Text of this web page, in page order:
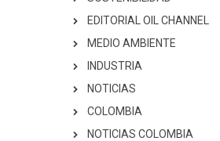
EDITORIAL OIL CHANNEL
MEDIO AMBIENTE
INDUSTRIA
NOTICIAS
COLOMBIA
NOTICIAS COLOMBIA